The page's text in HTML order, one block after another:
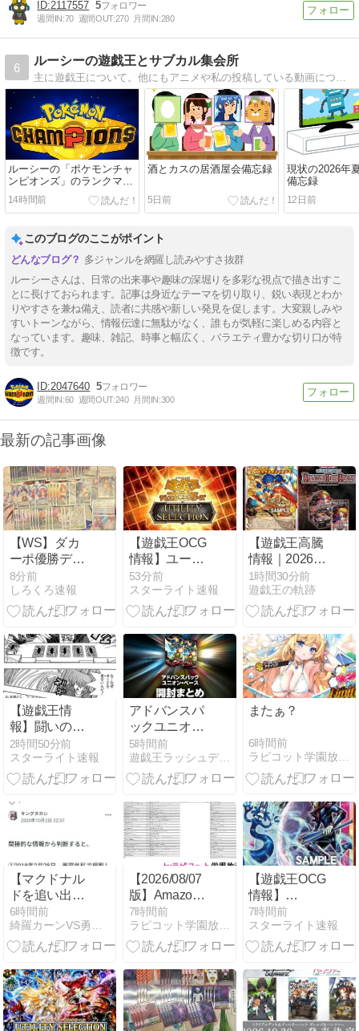
2117557 5
週間IN:70 週間OUT:270 月間IN:280
6
ルーシーの遊戯王とサブカル集会所
ルーシーの「ポケモンチャ
ンピオンズ」のランクマ備
忘録～シーズンM-4(レギュ
レーションM-B)～
14時間前
酒とカスの居酒屋会備忘録
5日前
現状の2026年
備忘録
12日前
このブログのここがポイント
多ジャンルを網羅し読みやすさ抜群
ルーシーさんは、日常の出来事や趣味の深堀りを多彩な視点で描き出すこ
とに長けておられます。記事は身近なテーマを切り取り、鋭い表現とわか
りやすさを兼ね備え、読者に共感や新しい発見を促します。大変親しみや
すいトーンながら、情報伝達に無駄がなく、誰もが気軽に楽しめる内容と
なっています。趣味、雑記、時事と幅広く、バラエティ豊かな切り口が特
徴です。
2047640 5
週間IN:60 週間OUT:240 月間IN:300
最新の記事画像
【WS】ダカ
ーポ優勝デッ
キレシピ(🐎
TC バトロコ
高田馬場🐎＠
集中)【ヴァイ
スシュヴァル
ツ】
#WSdeckDC
8分前
しろくろ速報
【遊戯王OCG
情報】ユーテ
ィリティセレ
クションの収
録リストが判
53分前
スターライト速報
【遊戯王高騰
情報｜2026年
8月1週】天下
独歩の大義賊
など「ビヨン
イブ」レリー
フ枠を調査
1時間30分前
遊戯王の軌跡
【遊戯王情
報】闘いのロ
ード 孔雀舞
「城之内克也
戦」紹介
2時間50分前
スターライト速報
アドバンスパ
ックユニオ
ン・ベースの
開封・当た
り・価格相場
5時間前
遊戯王ラッシュデュエルまとめ
またぁ？
6時間前
ラピコット学園放送局
【マクドナル
ドを追い出さ
れたフェイク
映像を事実と
してテレビで
があるから、
マジで最大限
の警戒が必要
だよな】。５
6時間前
綺羅カーンVS勇者タカシ カードショップオープンへの道
【2026/08/07
版】Amazon
ゲーム売上ラ
ンキング｜毎
日更新の最新
7時間前
ラピコット学園放送局
【遊戯王OCG
情報】
UTILITY
SELECTION
収録『聖なる
マインドフォ
ース－』実物
画像
7時間前
スターライト速報